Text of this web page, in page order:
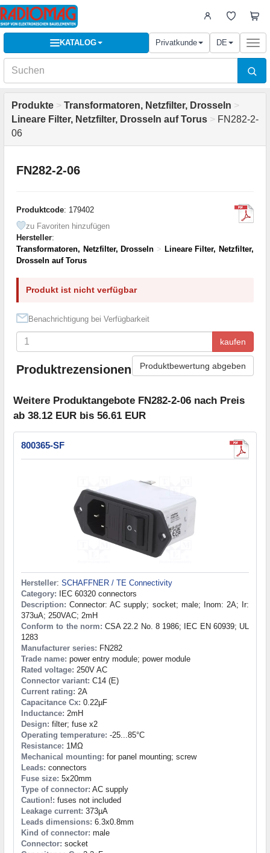
KATALOG Privatkunde DE
Produkte > Transformatoren, Netzfilter, Drosseln >
Lineare Filter, Netzfilter, Drosseln auf Torus > FN282-2-
06
FN282-2-06
Produktcode: 179402
zu Favoriten hinzufügen
Hersteller:
Transformatoren, Netzfilter, Drosseln > Lineare Filter, Netzfilter,
Drosseln auf Torus
Produkt ist nicht verfügbar
Benachrichtigung bei Verfügbarkeit
kaufen
Produktrezensionen Produktbewertung abgeben
Weitere Produktangebote FN282-2-06 nach Preis
ab 38.12 EUR bis 56.61 EUR
800365-SF
Hersteller: SCHAFFNER / TE Connectivity
Category: IEC 60320 connectors
Description: Connector: AC supply; socket; male; Inom: 2A; Ir:
373uA; 250VAC; 2mH
Conform to the norm: CSA 22.2 No. 8 1986; IEC EN 60939; UL
1283
Manufacturer series: FN282
Trade name: power entry module; power module
Rated voltage: 250V AC
Connector variant: C14 (E)
Current rating: 2A
Capacitance Cx: 0.22µF
Inductance: 2mH
Design: filter; fuse x2
Operating temperature: -25...85°C
Resistance: 1MΩ
Mechanical mounting: for panel mounting; screw
Leads: connectors
Fuse size: 5x20mm
Type of connector: AC supply
Caution!: fuses not included
Leakage current: 373µA
Leads dimensions: 6.3x0.8mm
Kind of connector: male
Connector: socket